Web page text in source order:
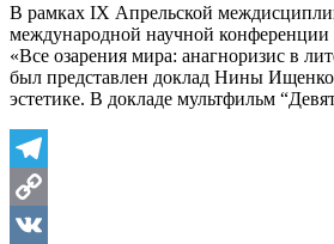
В рамках IX Апрельской
международной научной конференции
«Все озарения мира: анагноризис в
был представлен доклад Нины
эстетике. В докладе мультфильм
Telegram
Copy